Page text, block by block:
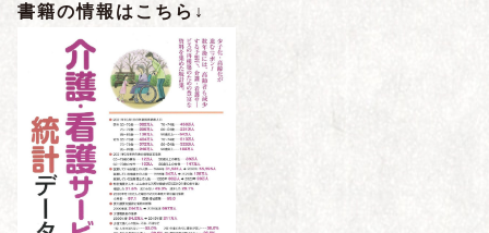
書籍の情報はこちら↓